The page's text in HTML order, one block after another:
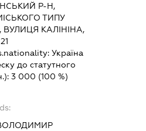
Р-Н,
ТИПУ
КАЛІНІНА,
Україна
до статутного
3 000 (100 %)